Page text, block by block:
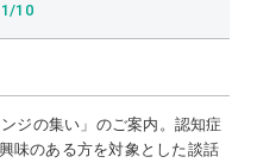
10
ジの集い」のご案内。認知症
味のある方を対象とした談話